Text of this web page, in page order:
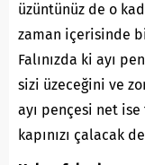
üzüntünüz de o
zaman içerisinde
Falınızda ki ayı
sizi üzeceğini ve
ayı pençesi net ise
kapınızı çalacak